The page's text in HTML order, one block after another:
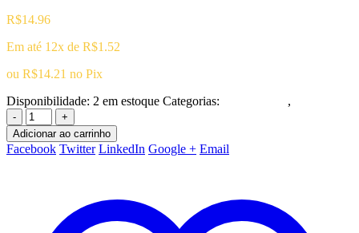
R$14.96
Em até 12x de R$1.52
ou R$14.21 no Pix
Disponibilidade: 2 em estoque Categorias: ,
-
+
Adicionar ao carrinho
Facebook Twitter LinkedIn Google + Email